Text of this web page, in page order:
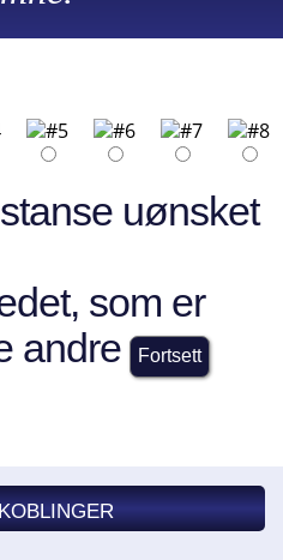
uønsket
som er
andre